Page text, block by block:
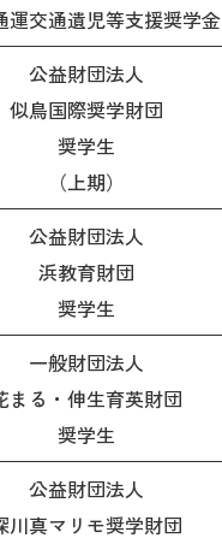
運交通遺児等支援奨学金
公益財団法人
似鳥国際奨学財団
奨学生
（上期）
公益財団法人
浜教育財団
奨学生
一般財団法人
まる・伸生育英財団
奨学生
公益財団法人
川真マリモ奨学財団